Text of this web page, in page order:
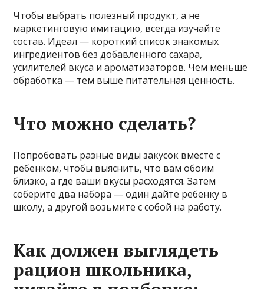
Чтобы выбрать полезный продукт, а не
маркетинговую имитацию, всегда изучайте
состав. Идеал — короткий список знакомых
ингредиентов без добавленного сахара,
усилителей вкуса и ароматизаторов. Чем меньше
обработка — тем выше питательная ценность.
Что можно сделать?
Попробовать разные виды закусок вместе с
ребенком, чтобы выяснить, что вам обоим
близко, а где ваши вкусы расходятся. Затем
соберите два набора — один дайте ребенку в
школу, а другой возьмите с собой на работу.
Как должен выглядеть
рацион школьника,